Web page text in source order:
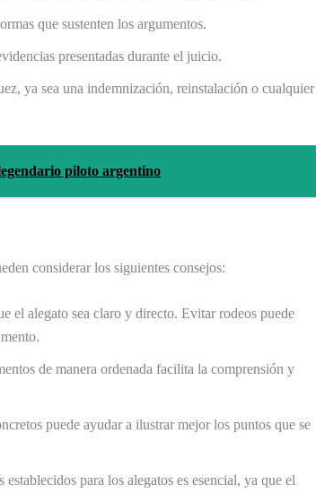
que sustenten los argumentos.
presentadas durante el juicio.
ya sea una indemnización, reinstalación o cualquier
piloto argentino
considerar los siguientes consejos:
el alegato sea claro y directo. Evitar rodeos puede
de manera ordenada facilita la comprensión y
puede ayudar a ilustrar mejor los puntos que se
establecidos para los alegatos es esencial, ya que el